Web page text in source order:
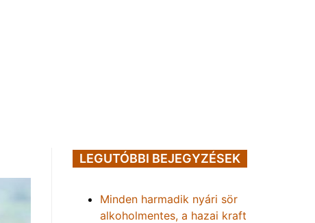
LEGUTÓBBI BEJEGYZÉSEK
Minden harmadik nyári sör
alkoholmentes, a hazai kraft